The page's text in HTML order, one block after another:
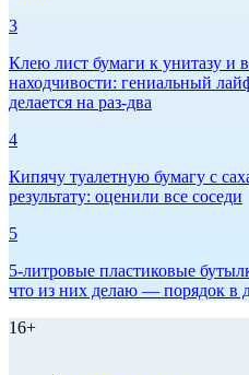
3
Клею лист бумаги к унитазу и
находчивости: гениальный
делается на раз-два
4
Кипячу туалетную бумагу с
результату: оценили все соседи
5
5-литровые пластиковые
что из них делаю — порядок в
16+